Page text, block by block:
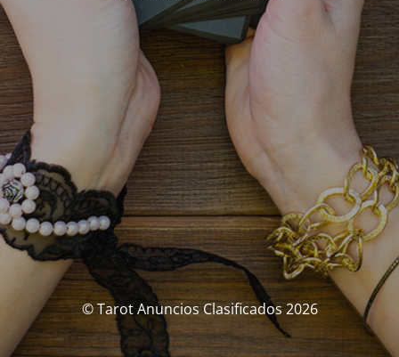
© Tarot Anuncios Clasificados 2026